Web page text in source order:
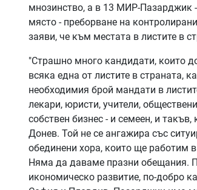
мнозинство, а в 13 МИР-Пазарджик -
място - преборване на
заяви, че към местата в листите в
"Страшно много кандидати, които
всяка една от листите в страната,
необходимия брой мандати в
лекари, юристи, учители,
собствен бизнес - и семеен, и
Донев. Той не се ангажира със
обединени хора, които ще работим
Няма да даваме празни обещания.
икономическо развитие, по-добро